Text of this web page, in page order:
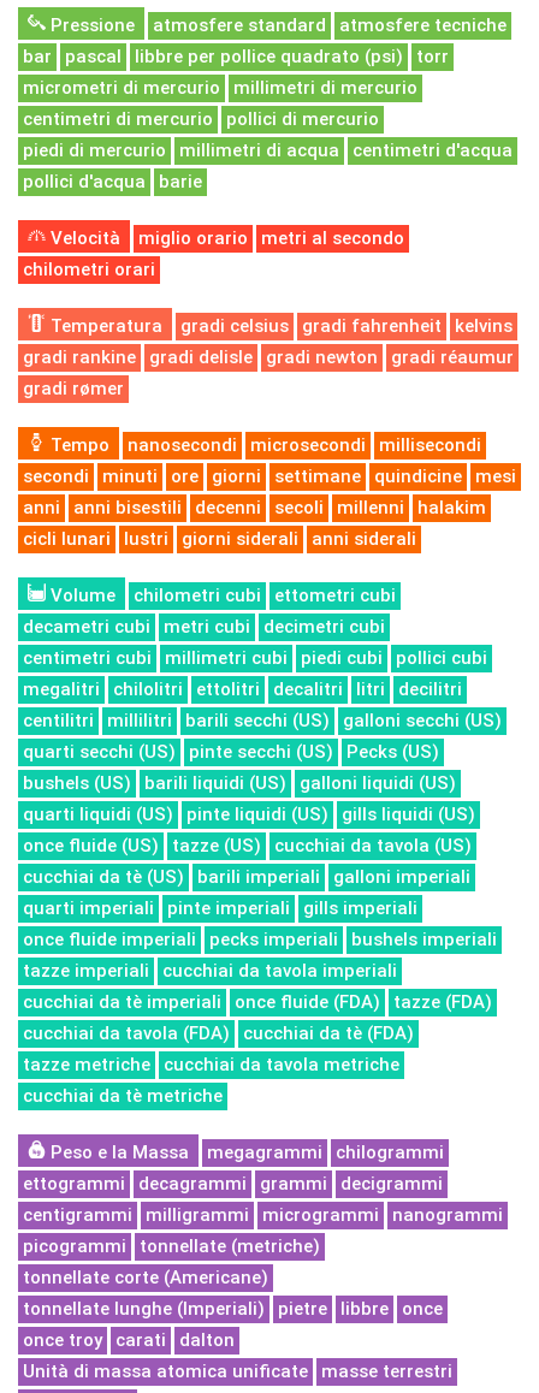
Pressione atmosfere standard
atmosfere tecniche
bar
pascal libbre per pollice quadrato (psi)
torr
micrometri di mercurio
millimetri di mercurio
centimetri di mercurio
pollici di mercurio
piedi di mercurio
millimetri di acqua
centimetri d'acqua
pollici d'acqua
barie
Velocità miglio orario
metri al secondo
chilometri orari
Temperatura gradi celsius gradi fahrenheit
kelvins
gradi rankine
gradi delisle gradi newton
gradi réaumur
gradi rømer
Tempo nanosecondi microsecondi
millisecondi
secondi
minuti ore giorni settimane quindicine
mesi
anni
anni bisestili decenni secoli millenni
halakim
cicli lunari
lustri giorni siderali anni siderali
Volume chilometri cubi
ettometri cubi
decametri cubi
metri cubi
decimetri cubi
centimetri cubi
millimetri cubi piedi cubi
pollici cubi
megalitri
chilolitri ettolitri decalitri litri
decilitri
centilitri
millilitri barili secchi (US)
galloni secchi (US)
quarti secchi (US)
pinte secchi (US)
Pecks (US)
bushels (US)
barili liquidi (US)
galloni liquidi (US)
quarti liquidi (US)
pinte liquidi (US)
gills liquidi (US)
once fluide (US)
tazze (US)
cucchiai da tavola (US)
cucchiai da tè (US)
barili imperiali
galloni imperiali
quarti imperiali
pinte imperiali
gills imperiali
once fluide imperiali
pecks imperiali
bushels imperiali
tazze imperiali
cucchiai da tavola imperiali
cucchiai da tè imperiali
once fluide (FDA)
tazze (FDA)
cucchiai da tavola (FDA)
cucchiai da tè (FDA)
tazze metriche
cucchiai da tavola metriche
cucchiai da tè metriche
Peso e la Massa megagrammi
chilogrammi
ettogrammi
decagrammi grammi
decigrammi
centigrammi
milligrammi microgrammi
nanogrammi
picogrammi
tonnellate (metriche)
tonnellate corte (Americane)
tonnellate lunghe (Imperiali)
pietre libbre
once
once troy
carati
dalton
Unità di massa atomica unificate
masse terrestri